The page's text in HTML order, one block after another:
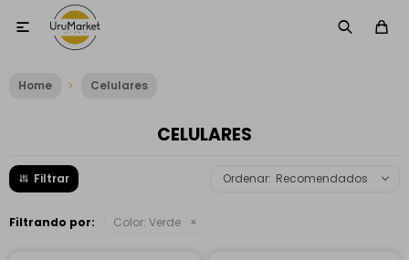

Home Celulares
CELULARES
Recomendados
Filtrando por: Color: Verde